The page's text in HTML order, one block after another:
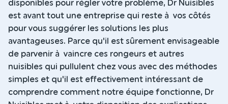
disponibles pour régler votre problème, Dr Nuisibles
est avant tout une entreprise qui reste à vos côtés
pour vous suggérer les solutions les plus
avantageuses. Parce qu'il est sûrement envisageable
de parvenir à vaincre ces rongeurs et autres
nuisibles qui pullulent chez vous avec des méthodes
simples et qu'il est effectivement intéressant de
comprendre comment notre équipe fonctionne, Dr